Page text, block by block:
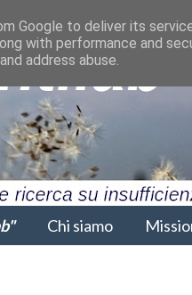
Chi siamo
Google to deliver its
with performance and
address abuse.